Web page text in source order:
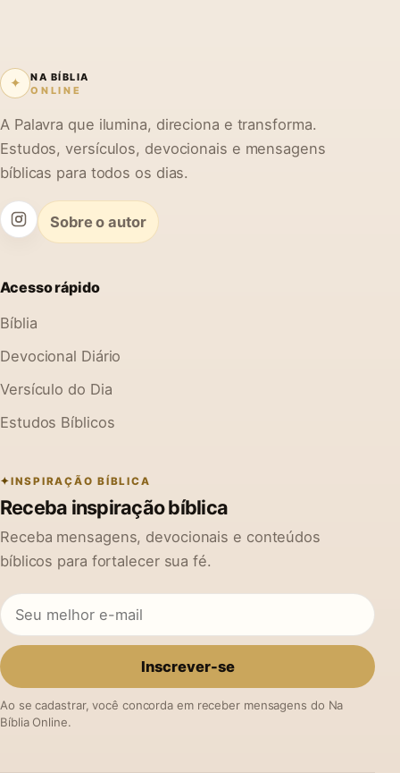
✦
NA BÍBLIA
ONLINE
A Palavra que ilumina, direciona e transforma.
Estudos, versículos, devocionais e mensagens
bíblicas para todos os dias.
Sobre o autor
Acesso rápido
Bíblia
Devocional Diário
Versículo do Dia
Estudos Bíblicos
INSPIRAÇÃO BÍBLICA
Receba inspiração bíblica
Receba mensagens, devocionais e conteúdos
bíblicos para fortalecer sua fé.
Inscrever-se
Ao se cadastrar, você concorda em receber mensagens do Na
Bíblia Online.